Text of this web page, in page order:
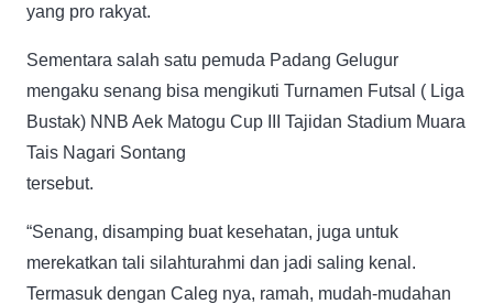
yang pro rakyat.
Sementara salah satu pemuda Padang Gelugur
mengaku senang bisa mengikuti Turnamen Futsal ( Liga
Bustak) NNB Aek Matogu Cup III Tajidan Stadium Muara
Tais Nagari Sontang
tersebut.
“Senang, disamping buat kesehatan, juga untuk
merekatkan tali silahturahmi dan jadi saling kenal.
Termasuk dengan Caleg nya, ramah, mudah-mudahan